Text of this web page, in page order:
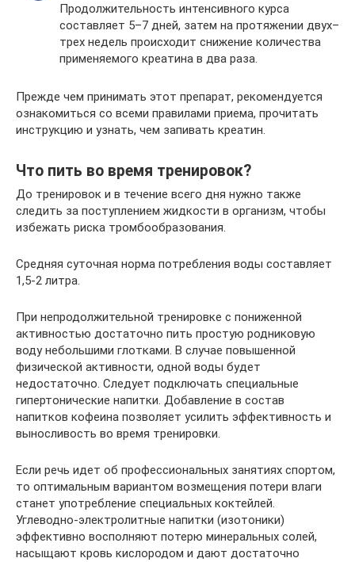
Продолжительность интенсивного курса
составляет 5–7 дней, затем на протяжении двух–
трех недель происходит снижение количества
применяемого креатина в два раза.
Прежде чем принимать этот препарат, рекомендуется
ознакомиться со всеми правилами приема, прочитать
инструкцию и узнать, чем запивать креатин.
Что пить во время тренировок?
До тренировок и в течение всего дня нужно также
следить за поступлением жидкости в организм, чтобы
избежать риска тромбообразования.
Средняя суточная норма потребления воды составляет
1,5-2 литра.
При непродолжительной тренировке с пониженной
активностью достаточно пить простую родниковую
воду небольшими глотками. В случае повышенной
физической активности, одной воды будет
недостаточно. Следует подключать специальные
гипертонические напитки. Добавление в состав
напитков кофеина позволяет усилить эффективность и
выносливость во время тренировки.
Если речь идет об профессиональных занятиях спортом,
то оптимальным вариантом возмещения потери влаги
станет употребление специальных коктейлей.
Углеводно-электролитные напитки (изотоники)
эффективно восполняют потерю минеральных солей,
насыщают кровь кислородом и дают достаточно